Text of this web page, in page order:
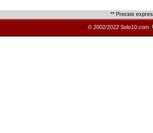
** Precios
© 2002/2022 Solo10.com